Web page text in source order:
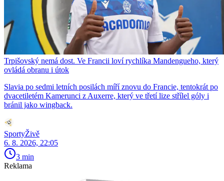
Trpišovský nemá dost. Ve Francii loví rychlíka Mandengueho, který
ovládá obranu i útok
Slavia po sedmi letních posilách míří znovu do Francie, tentokrát po
dvacetiletém Kamerunci z Auxerre, který ve třetí lize střílel góly i
bránil jako wingback.
SportyŽivě
6. 8. 2026, 22:05
3 min
Reklama